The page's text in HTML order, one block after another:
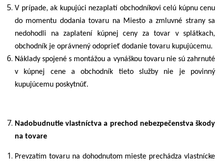
V prípade, ak kupujúci nezaplatí obchodníkovi celú kúpnu cenu
do momentu dodania tovaru na Miesto a zmluvné strany sa
nedohodli na zaplatení kúpnej ceny za tovar v splátkach,
obchodník je oprávnený odoprieť dodanie tovaru kupujúcemu.
Náklady spojené s montážou a vynáškou tovaru nie sú zahrnuté
v kúpnej cene a obchodník tieto služby nie je povinný
kupujúcemu poskytnúť.
Nadobudnutie vlastníctva a prechod nebezpečenstva škody
na tovare
Prevzatím tovaru na dohodnutom mieste prechádza vlastnícke